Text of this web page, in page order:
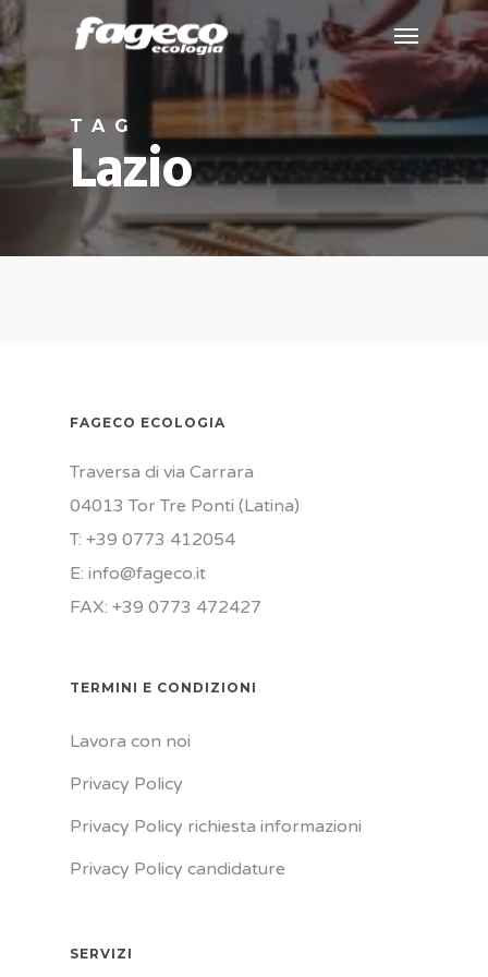
Skip
to
main
content
Menu
TAG
Lazio
FAGECO ECOLOGIA
Traversa di via Carrara
04013 Tor Tre Ponti (Latina)
T: +39 0773 412054
E: info@fageco.it
FAX: +39 0773 472427
TERMINI E CONDIZIONI
Lavora con noi
Privacy Policy
Privacy Policy richiesta informazioni
Privacy Policy candidature
SERVIZI